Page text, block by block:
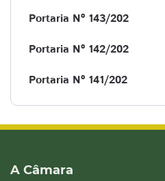
Portaria Nº 143/202
Portaria Nº 142/202
Portaria Nº 141/202
A Câmara